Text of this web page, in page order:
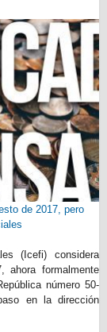
de 2017, pero
(Icefi) considera
ahora formalmente
número 50-
en la dirección